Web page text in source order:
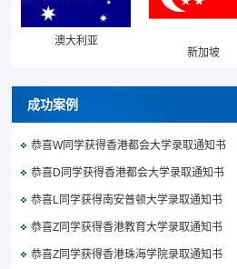
澳大利亚
新加坡
成功案例
恭喜W同学获得香港都会大学录取通知书
恭喜D同学获得香港都会大学录取通知书
恭喜L同学获得南安普顿大学录取通知书
恭喜Z同学获得香港教育大学录取通知书
恭喜Z同学获得香港珠海学院录取通知书